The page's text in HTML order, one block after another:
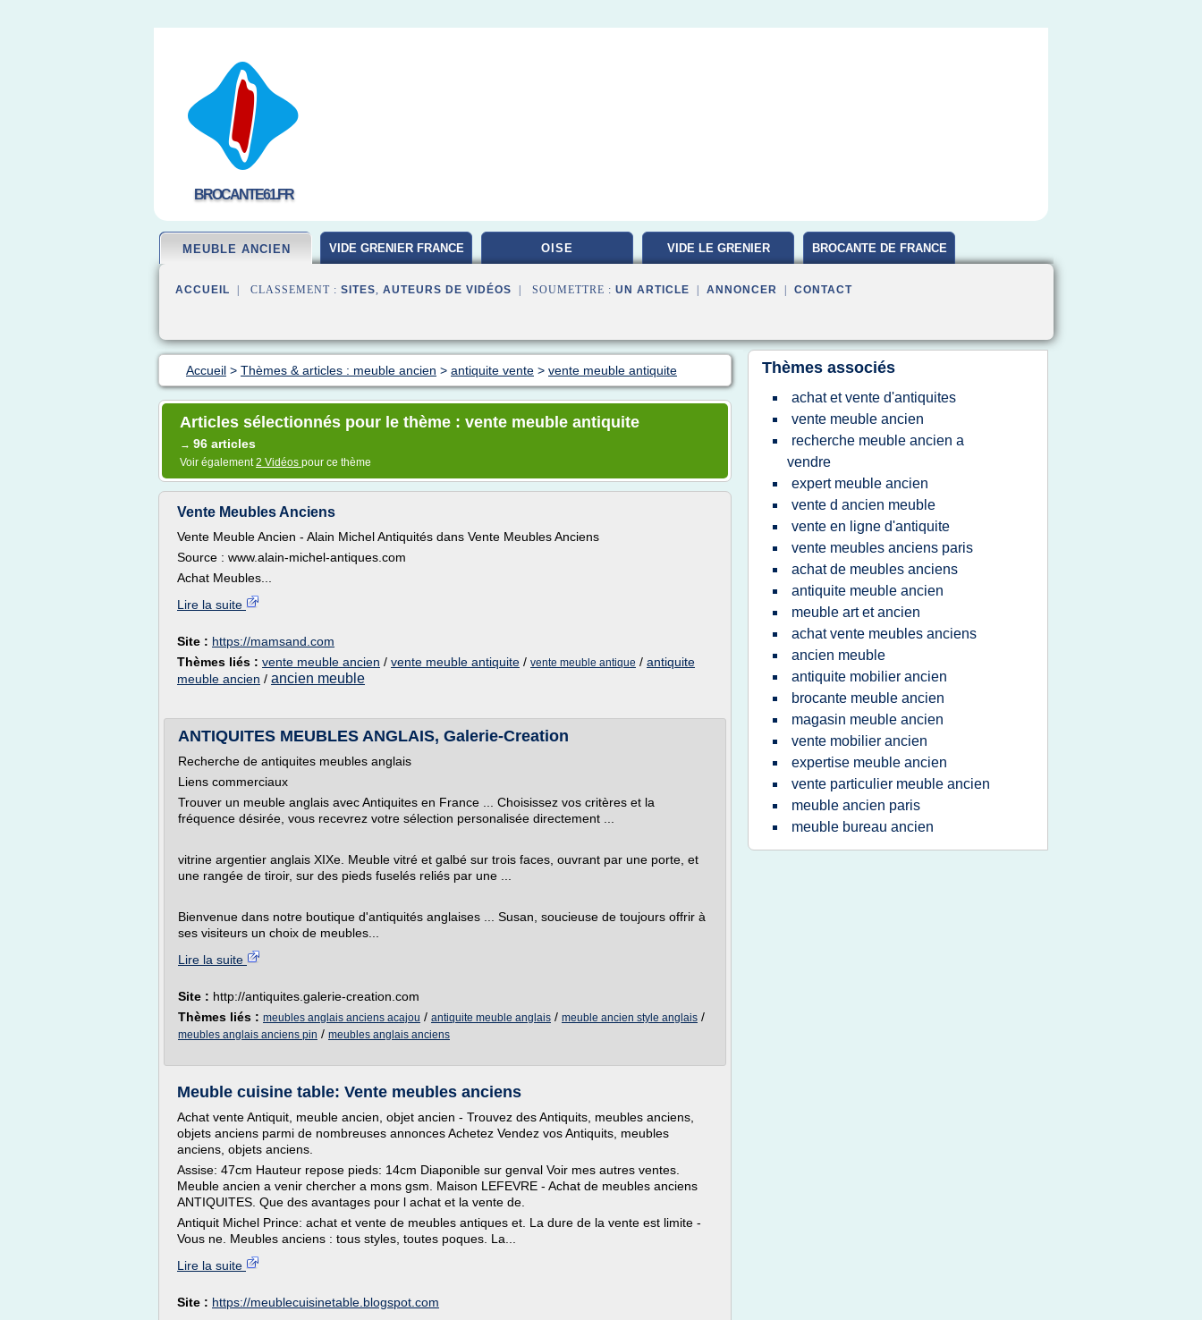
BROCANTE61.FR
MEUBLE ANCIEN VIDE GRENIER FRANCE OISE VIDE LE GRENIER BROCANTE DE FRANCE
ACCUEIL | CLASSEMENT : SITES, AUTEURS DE VIDÉOS | SOUMETTRE : UN ARTICLE ANNONCER CONTACT
Accueil > Thèmes & articles : meuble ancien > antiquite vente > vente meuble antiquite
Articles sélectionnés pour le thème : vente meuble antiquite
→ 96 articles
Voir également2 Vidéos pour ce thème
Vente Meubles Anciens
Vente Meuble Ancien - Alain Michel Antiquités dans Vente Meubles Anciens
Source : www.alain-michel-antiques.com
Achat Meubles...
Lire la suite
Site : https://mamsand.com
Thèmes liés : vente meuble ancien / vente meuble antiquite / vente meuble antique / antiquite
meuble ancien / ancien meuble
ANTIQUITES MEUBLES ANGLAIS, Galerie-Creation
Recherche de antiquites meubles anglais
Liens commerciaux
Trouver un meuble anglais avec Antiquites en France ... Choisissez vos critères et la
fréquence désirée, vous recevrez votre sélection personalisée directement ...
vitrine argentier anglais XIXe. Meuble vitré et galbé sur trois faces, ouvrant par une porte, et
une rangée de tiroir, sur des pieds fuselés reliés par une ...
Bienvenue dans notre boutique d'antiquités anglaises ... Susan, soucieuse de toujours offrir à
ses visiteurs un choix de meubles...
Lire la suite
Site : http://antiquites.galerie-creation.com
Thèmes liés : meubles anglais anciens acajou / antiquite meuble anglais / meuble ancien style anglais /
meubles anglais anciens pin / meubles anglais anciens
Meuble cuisine table: Vente meubles anciens
Achat vente Antiquit, meuble ancien, objet ancien - Trouvez des Antiquits, meubles anciens,
objets anciens parmi de nombreuses annonces Achetez Vendez vos Antiquits, meubles
anciens, objets anciens.
Assise: 47cm Hauteur repose pieds: 14cm Diaponible sur genval Voir mes autres ventes.
Meuble ancien a venir chercher a mons gsm. Maison LEFEVRE - Achat de meubles anciens
ANTIQUITES. Que des avantages pour l achat et la vente de.
Antiquit Michel Prince: achat et vente de meubles antiques et. La dure de la vente est limite -
Vous ne. Meubles anciens : tous styles, toutes poques. La...
Lire la suite
Site : https://meublecuisinetable.blogspot.com
Thèmes associés
achat et vente d'antiquites
vente meuble ancien
recherche meuble ancien a
vendre
expert meuble ancien
vente d ancien meuble
vente en ligne d'antiquite
vente meubles anciens paris
achat de meubles anciens
antiquite meuble ancien
meuble art et ancien
achat vente meubles anciens
ancien meuble
antiquite mobilier ancien
brocante meuble ancien
magasin meuble ancien
vente mobilier ancien
expertise meuble ancien
vente particulier meuble ancien
meuble ancien paris
meuble bureau ancien